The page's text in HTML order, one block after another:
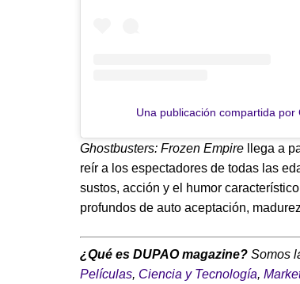
Una publicación compartida
Ghostbusters: Frozen Empire llega a
reír a los espectadores de todas las
sustos, acción y el humor
profundos de auto aceptación,
¿Qué es DUPAO magazine? Somos
Películas, Ciencia y Tecnología,